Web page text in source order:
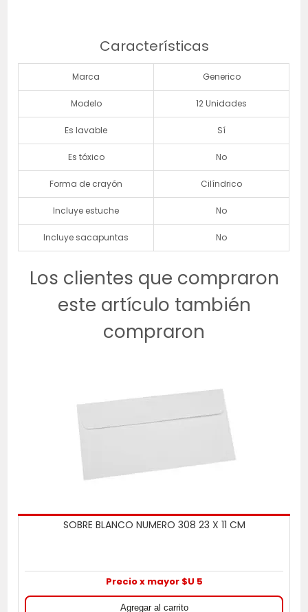
Características
Marca Generico
Modelo 12 Unidades
Es lavable Sí
Es tóxico No
Forma de crayón Cilíndrico
Incluye estuche No
Incluye sacapuntas No
Los clientes que compraron
este artículo también
compraron
SOBRE BLANCO NUMERO 308 23 X 11 CM
Precio x mayor $U 5